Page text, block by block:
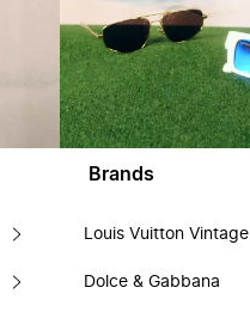
Brands
Louis Vuitton Vintage
Dolce & Gabbana